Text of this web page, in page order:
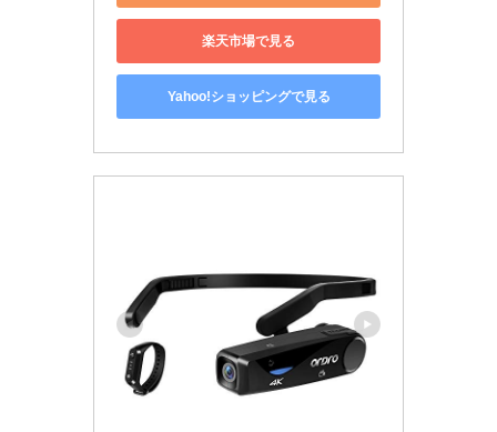
楽天市場で見る
Yahoo!ショッピングで見る